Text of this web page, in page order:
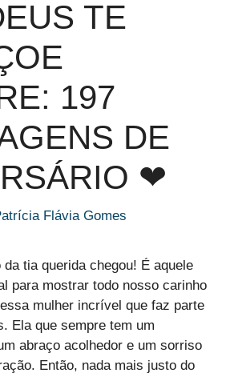
TE
197
DE
❤
Flávia Gomes
tia querida chegou! É aquele
para mostrar todo nosso carinho
mulher incrível que faz parte
Ela que sempre tem um
abraço acolhedor e um sorriso
Então, nada mais justo do